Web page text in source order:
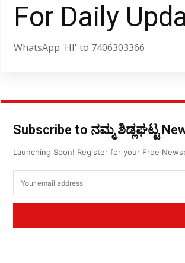
For Daily
WhatsApp 'HI' to 7406303366
Subscribe to ನಮ್ಮ ಶಿಡ್ಲಘಟ್ಟ
Launching Soon! Register for your Free